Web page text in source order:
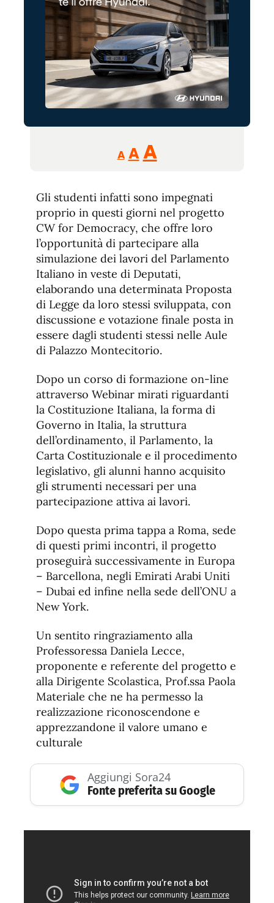
A
Reducir
tamaño
A Restablecer
fuente
AAumentar
de
fuente.
Gli studenti infatti sono impegnati
proprio in questi giorni nel progetto
CW for Democracy, che offre loro
l’opportunità di partecipare alla
simulazione dei lavori del Parlamento
Italiano in veste di Deputati,
elaborando una determinata Proposta
di Legge da loro stessi sviluppata, con
discussione e votazione finale posta in
essere dagli studenti stessi nelle Aule
di Palazzo Montecitorio.
Dopo un corso di formazione on-line
attraverso Webinar mirati riguardanti
la Costituzione Italiana, la forma di
Governo in Italia, la struttura
dell’ordinamento, il Parlamento, la
Carta Costituzionale e il procedimento
legislativo, gli alunni hanno acquisito
gli strumenti necessari per una
partecipazione attiva ai lavori.
Dopo questa prima tappa a Roma, sede
di questi primi incontri, il progetto
proseguirà successivamente in Europa
– Barcellona, negli Emirati Arabi Uniti
– Dubai ed infine nella sede dell’ONU a
New York.
Un sentito ringraziamento alla
Professoressa Daniela Lecce,
proponente e referente del progetto e
alla Dirigente Scolastica, Prof.ssa Paola
Materiale che ne ha permesso la
realizzazione riconoscendone e
apprezzandone il valore umano e
culturale
Aggiungi Sora24
Fonte preferita su Google